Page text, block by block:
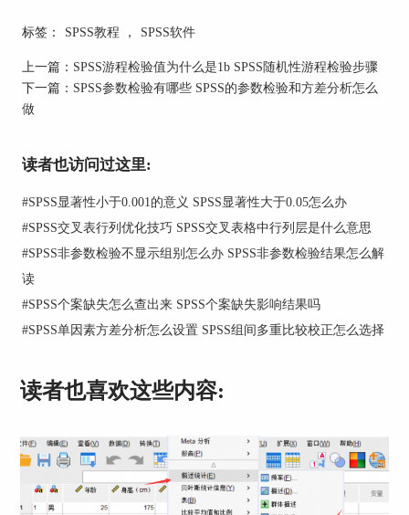
3、单样本T检验：数据导入成功后，切换到分析选
项卡，使用其中的“比较平均值-单样本T检验”命
图3：单样本T检验
标签： SPSS教程 ， SPSS软件
上一篇： SPSS游程检验值为什么是1b SPSS随机性游程检验步骤
下一篇： SPSS参数检验有哪些 SPSS的参数检验和方差分析怎么
做
读者也访问过这里:
#SPSS显著性小于0.001的意义 SPSS显著性大于0.05怎么办
#SPSS交叉表行列优化技巧 SPSS交叉表格中行列层是什么意思
#SPSS非参数检验不显示组别怎么办 SPSS非参数检验结果怎么解
读
#SPSS个案缺失怎么查出来 SPSS个案缺失影响结果吗
#SPSS单因素方差分析怎么设置 SPSS组间多重比较校正怎么选择
读者也喜欢这些内容: